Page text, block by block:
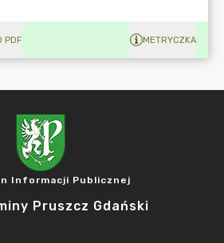
PDF METRYCZKA
Informacji Publicznej
Pruszcz Gdański